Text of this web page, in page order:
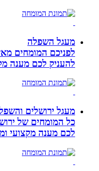
מעגל השפלה
לפניכם המומחים
להעניק לכם מענה
מעגל ירושלים והשפלה
כל המומחים של
לכם מענה מקצועי